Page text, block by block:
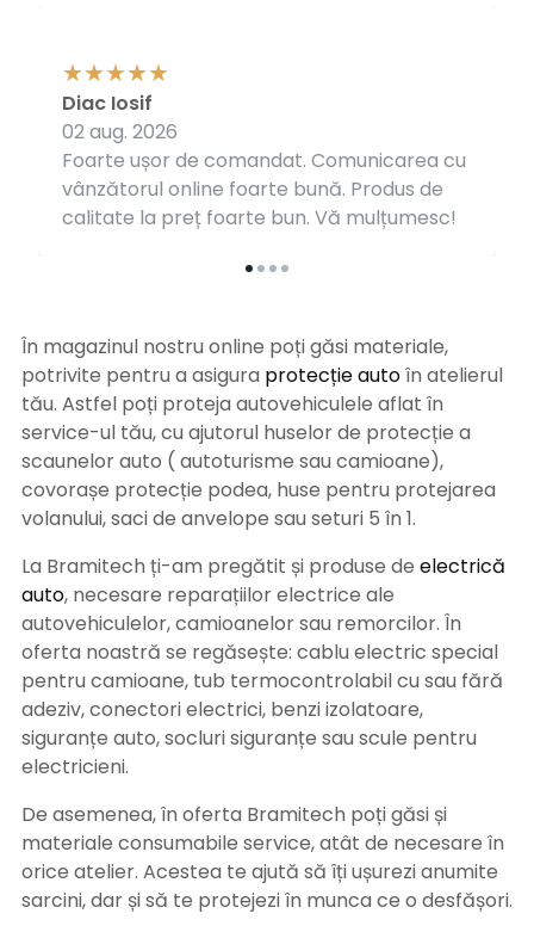
Foarte ușor de comandat. Comunicarea cu
vânzătorul online foarte bună. Produs de
calitate la preț foarte bun. Vă mulțumesc!
Diac Iosif
02 aug. 2026
În magazinul nostru online poți găsi materiale,
potrivite pentru a asigura protecție autoîn atelierul
tău. Astfel poți proteja autovehiculele aflat în
service-ul tău, cu ajutorul huselor de protecție a
scaunelor auto ( autoturisme sau camioane),
covorașe protecție podea, huse pentru protejarea
volanului, saci de anvelope sau seturi 5 în 1.
La Bramitech ți-am pregătit și produse de electrică
auto, necesare reparațiilor electrice ale
autovehiculelor, camioanelor sau remorcilor. În
oferta noastră se regăsește: cablu electric special
pentru camioane, tub termocontrolabil cu sau fără
adeziv, conectori electrici, benzi izolatoare,
siguranțe auto, socluri siguranțe sau scule pentru
electricieni.
De asemenea, în oferta Bramitech poți găsi și
materiale consumabile service, atât de necesare în
orice atelier. Acestea te ajută să îți ușurezi anumite
sarcini, dar și să te protejezi în munca ce o desfășori.